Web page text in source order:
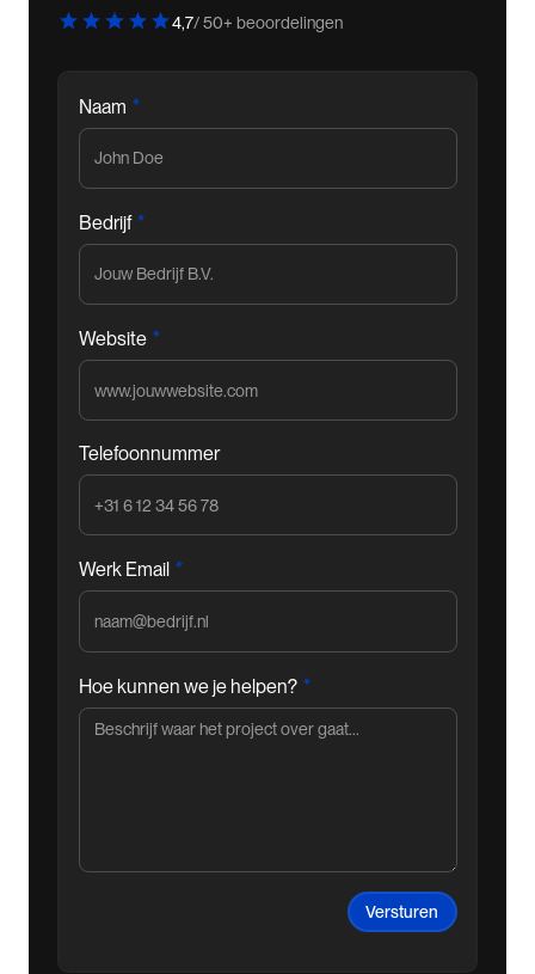
4,7/ 50+ beoordelingen
Naam *
Bedrijf *
Website *
Telefoonnummer
Werk Email *
Hoe kunnen we je helpen? *